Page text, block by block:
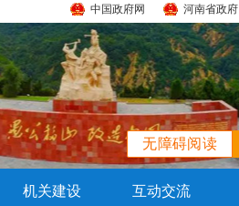
中国政府网 河南省政府
无障碍阅读
机关建设 互动交流